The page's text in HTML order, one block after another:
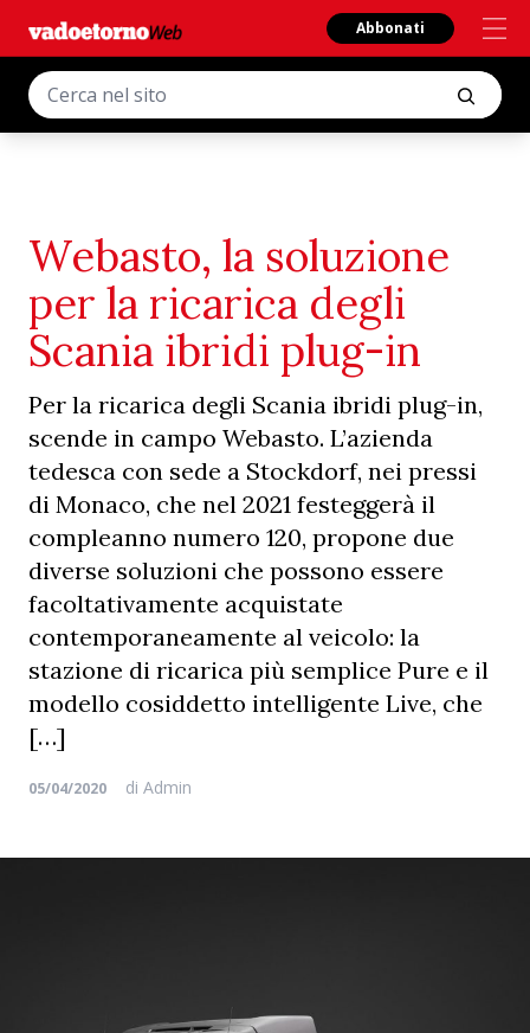
Abbonati
Webasto, la soluzione
per la ricarica degli
Scania ibridi plug-in
Per la ricarica degli Scania ibridi plug-in,
scende in campo Webasto. L’azienda
tedesca con sede a Stockdorf, nei pressi
di Monaco, che nel 2021 festeggerà il
compleanno numero 120, propone due
diverse soluzioni che possono essere
facoltativamente acquistate
contemporaneamente al veicolo: la
stazione di ricarica più semplice Pure e il
modello cosiddetto intelligente Live, che
[…]
05/04/2020 di Admin